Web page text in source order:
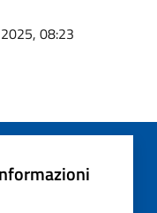
08:23